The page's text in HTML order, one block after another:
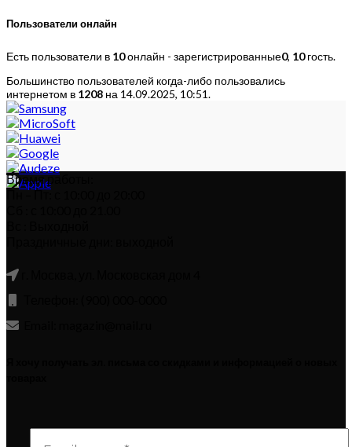
Пользователи онлайн
Есть пользователи в 10онлайн - зарегистрированные0, 10гость.
Большинство пользователей когда-либо пользовались
интернетом в 1208 на 14.09.2025, 10:51.
Время работы:
Пн – Пт: с 10:00 до 20:00